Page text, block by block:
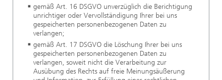
gemäß Art. 16 DSGVO unverzüglich die Berichtigung
unrichtiger oder Vervollständigung Ihrer bei uns
gespeicherten personenbezogenen Daten zu
verlangen;
gemäß Art. 17 DSGVO die Löschung Ihrer bei uns
gespeicherten personenbezogenen Daten zu
verlangen, soweit nicht die Verarbeitung zur
Ausübung des Rechts auf freie Meinungsäußerung